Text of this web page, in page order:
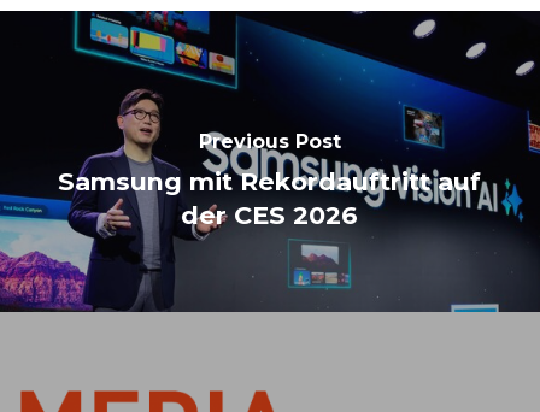
Previous Post
Samsung mit Rekordauftritt auf
der CES 2026